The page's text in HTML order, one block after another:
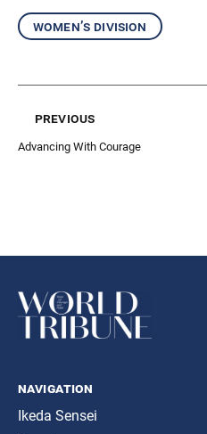
women’s division
previous
Advancing With Courage
navigation
Ikeda Sensei